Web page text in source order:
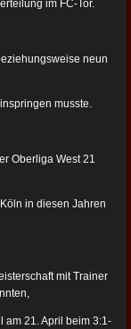
im FC-Tor.
neun
musste.
Oberliga West 21
in diesen Jahren
mit Trainer
am 21. April beim 3:1-